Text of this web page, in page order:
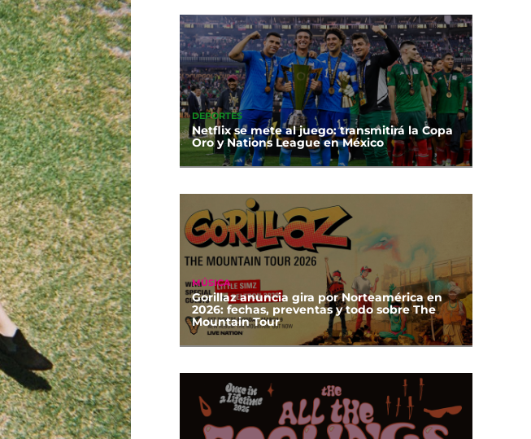
DEPORTES
Netflix se mete al juego: transmitirá la Copa
Oro y Nations League en México
MÚSICA
Gorillaz anuncia gira por Norteamérica en
2026: fechas, preventas y todo sobre The
Mountain Tour